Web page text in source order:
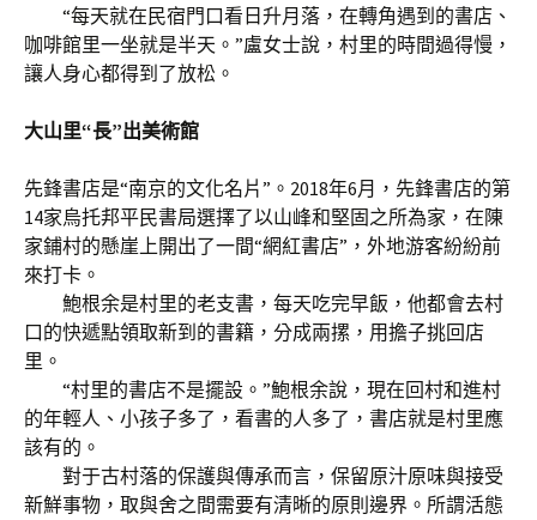
“每天就在民宿門口看日升月落，在轉角遇到的書店、
咖啡館里一坐就是半天。”盧女士說，村里的時間過得慢，
讓人身心都得到了放松。
大山里“長”出美術館
先鋒書店是“南京的文化名片”。2018年6月，先鋒書店的第
14家烏托邦平民書局選擇了以山峰和堅固之所為家，在陳
家鋪村的懸崖上開出了一間“網紅書店”，外地游客紛紛前
來打卡。
鮑根余是村里的老支書，每天吃完早飯，他都會去村
口的快遞點領取新到的書籍，分成兩摞，用擔子挑回店
里。
“村里的書店不是擺設。”鮑根余說，現在回村和進村
的年輕人、小孩子多了，看書的人多了，書店就是村里應
該有的。
對于古村落的保護與傳承而言，保留原汁原味與接受
新鮮事物，取與舍之間需要有清晰的原則邊界。所謂活態